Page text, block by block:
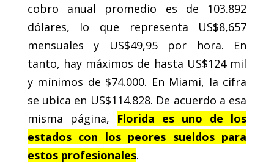
cobro anual promedio es de 103.892
dólares, lo que representa US$8,657
mensuales y US$49,95 por hora. En
tanto, hay máximos de hasta US$124 mil
y mínimos de $74.000. En Miami, la cifra
se ubica en US$114.828. De acuerdo a esa
misma página, Florida es uno de los
estados con los peores sueldos para
estos profesionales.